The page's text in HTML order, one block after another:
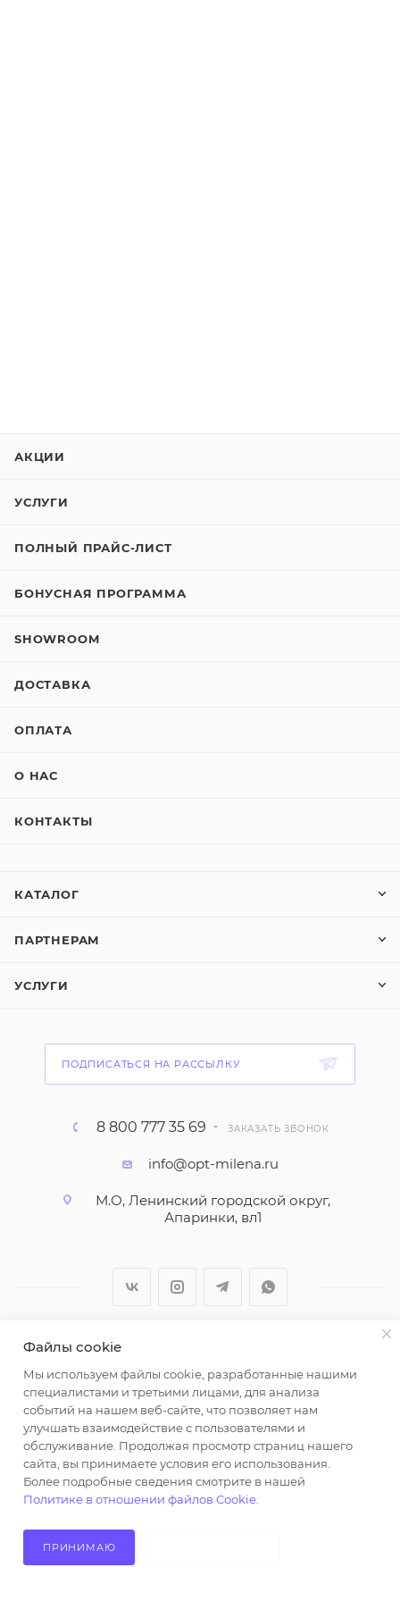
АКЦИИ
УСЛУГИ
ПОЛНЫЙ ПРАЙС-ЛИСТ
БОНУСНАЯ ПРОГРАММА
SHOWROOM
ДОСТАВКА
ОПЛАТА
О НАС
КОНТАКТЫ
КАТАЛОГ
ПАРТНЕРАМ
УСЛУГИ
ПОДПИСАТЬСЯ НА РАССЫЛКУ
8 800 777 35 69 ЗАКАЗАТЬ ЗВОНОК
info@opt-milena.ru
М.О, Ленинский городской округ,
Апаринки, вл1
2026 © ООО "Вайт Текстиль групп"
Любая информация на сайте носит справочный
характер и не является публичной офертой
определяемой положениями пункта 2 статьи 437
Гражданского кодекса Российской Федерации.
Использование любых материалов, опубликованных
на https://opt-milena.ru, допустимо только при
наличии письменного разрешения редакции и
активной ссылки на https://opt-milena.ru
Файлы cookie
Мы используем файлы cookie, разработанные нашими
специалистами и третьими лицами, для анализа
событий на нашем веб-сайте, что позволяет нам
улучшать взаимодействие с пользователями и
обслуживание. Продолжая просмотр страниц нашего
сайта, вы принимаете условия его использования.
Более подробные сведения смотрите в нашей
Политике в отношении файлов Cookie
ПРИНИМАЮ